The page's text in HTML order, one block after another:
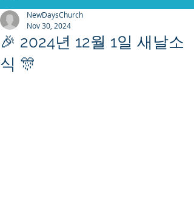
🎉 2024년 12월 1일 새날소
식 🎊
NewDaysChurch
Nov 30, 2024